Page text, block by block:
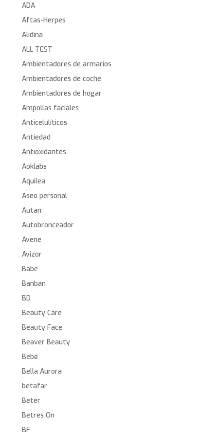
ADA
Aftas-Herpes
Alidina
ALL TEST
Ambientadores de armarios
Ambientadores de coche
Ambientadores de hogar
Ampollas faciales
Anticelulíticos
Antiedad
Antioxidantes
Aoklabs
Aquilea
Aseo personal
Autan
Autobronceador
Avene
Avizor
Babe
Banban
BD
Beauty Care
Beauty Face
Beaver Beauty
Bebé
Bella Aurora
betafar
Beter
Betres On
BF